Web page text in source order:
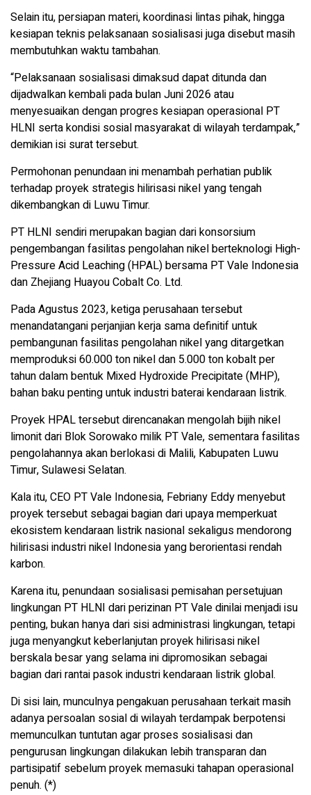
Selain itu, persiapan materi, koordinasi lintas pihak, hingga
kesiapan teknis pelaksanaan sosialisasi juga disebut masih
membutuhkan waktu tambahan.
“Pelaksanaan sosialisasi dimaksud dapat ditunda dan
dijadwalkan kembali pada bulan Juni 2026 atau
menyesuaikan dengan progres kesiapan operasional PT
HLNI serta kondisi sosial masyarakat di wilayah terdampak,”
demikian isi surat tersebut.
Permohonan penundaan ini menambah perhatian publik
terhadap proyek strategis hilirisasi nikel yang tengah
dikembangkan di Luwu Timur.
PT HLNI sendiri merupakan bagian dari konsorsium
pengembangan fasilitas pengolahan nikel berteknologi High-
Pressure Acid Leaching (HPAL) bersama PT Vale Indonesia
dan Zhejiang Huayou Cobalt Co. Ltd.
Pada Agustus 2023, ketiga perusahaan tersebut
menandatangani perjanjian kerja sama definitif untuk
pembangunan fasilitas pengolahan nikel yang ditargetkan
memproduksi 60.000 ton nikel dan 5.000 ton kobalt per
tahun dalam bentuk Mixed Hydroxide Precipitate (MHP),
bahan baku penting untuk industri baterai kendaraan listrik.
Proyek HPAL tersebut direncanakan mengolah bijih nikel
limonit dari Blok Sorowako milik PT Vale, sementara fasilitas
pengolahannya akan berlokasi di Malili, Kabupaten Luwu
Timur, Sulawesi Selatan.
Kala itu, CEO PT Vale Indonesia, Febriany Eddy menyebut
proyek tersebut sebagai bagian dari upaya memperkuat
ekosistem kendaraan listrik nasional sekaligus mendorong
hilirisasi industri nikel Indonesia yang berorientasi rendah
karbon.
Karena itu, penundaan sosialisasi pemisahan persetujuan
lingkungan PT HLNI dari perizinan PT Vale dinilai menjadi isu
penting, bukan hanya dari sisi administrasi lingkungan, tetapi
juga menyangkut keberlanjutan proyek hilirisasi nikel
berskala besar yang selama ini dipromosikan sebagai
bagian dari rantai pasok industri kendaraan listrik global.
Di sisi lain, munculnya pengakuan perusahaan terkait masih
adanya persoalan sosial di wilayah terdampak berpotensi
memunculkan tuntutan agar proses sosialisasi dan
pengurusan lingkungan dilakukan lebih transparan dan
partisipatif sebelum proyek memasuki tahapan operasional
penuh. (*)